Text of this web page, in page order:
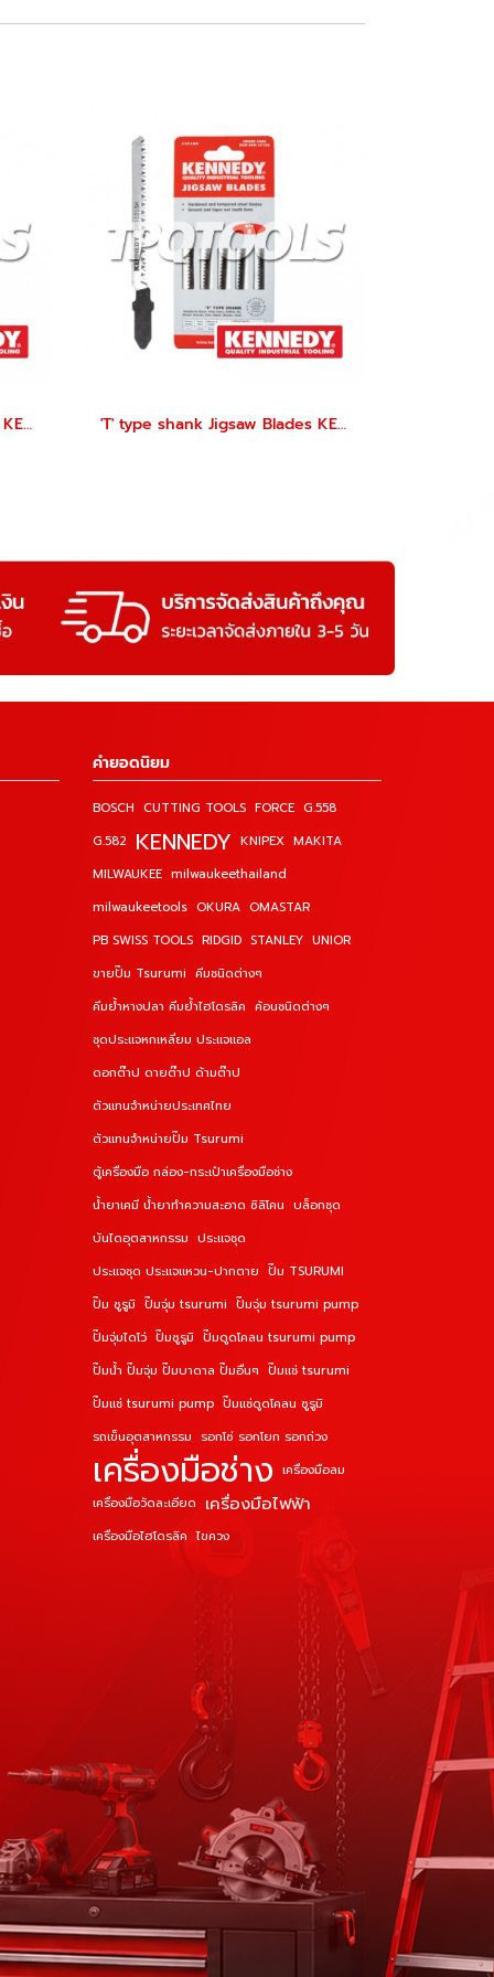
'T' type shank Jigsaw Blades KEN-240-1450K 'T' type shank Jigsaw Blades KEN-240-1015K
คำยอดนิยม
BOSCH CUTTING TOOLS FORCE G.558
G.582 KENNEDY KNIPEX MAKITA
MILWAUKEE milwaukeethailand
milwaukeetools OKURA OMASTAR
PB SWISS TOOLS RIDGID STANLEY UNIOR
ขายปั๊ม Tsurumi คีมชนิดต่างๆ
คีมย้ำหางปลา คีมย้ำไฮโดรลิค ค้อนชนิดต่างๆ
ชุดประแจหกเหลี่ยม ประแจแอล
ดอกต๊าป ดายต๊าป ด้ามต๊าป
ตัวแทนจำหน่ายประเทศไทย
ตัวแทนจำหน่ายปั๊ม Tsurumi
ตู้เครื่องมือ กล่อง-กระเป๋าเครื่องมือช่าง
น้ำยาเคมี น้ำยาทำความสะอาด ซิลิโคน บล็อกชุด
บันไดอุตสาหกรรม ประแจชุด
ประแจชุด ประแจแหวน-ปากตาย ปั๊ม TSURUMI
ปั๊ม ซูรูมิ ปั๊มจุ่ม tsurumi ปั๊มจุ่ม tsurumi pump
ปั๊มจุ่มไดโว่ ปั๊มซูรูมิ ปั๊มดูดโคลน tsurumi pump
ปั๊มน้ำ ปั๊มจุ่ม ปั๊มบาดาล ปั๊มอื่นๆ ปั๊มแช่ tsurumi
ปั๊มแช่ tsurumi pump ปั๊มแช่ดูดโคลน ซูรูมิ
รถเข็นอุตสาหกรรม รอกโซ่ รอกโยก รอกถ่วง
เครื่องมือช่าง เครื่องมือลม
เครื่องมือวัดละเอียด เครื่องมือไฟฟ้า
เครื่องมือไฮโดรลิค ไขควง